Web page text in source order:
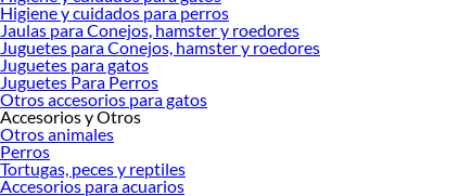
Higiene y cuidados para perros
Jaulas para Conejos, hamster y roedores
Juguetes para Conejos, hamster y roedores
Juguetes para gatos
Juguetes Para Perros
Otros accesorios para gatos
Accesorios y Otros
Otros animales
Perros
Tortugas, peces y reptiles
Accesorios para acuarios